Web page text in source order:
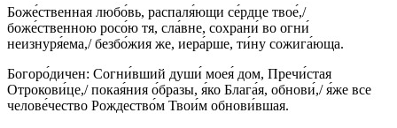
Боже́ственная любо́вь, распаля́ющи се́рдце твое́,/
боже́ственною росо́ю тя, сла́вне, сохрани́ во огни́
неизнуря́ема,/ безбо́жия же, иера́рше, ти́ну сожига́юща.
Богоро́дичен: Согни́вший души́ моея́ дом, Пречи́стая
Отрокови́це,/ покая́ния о́бразы, я́ко Блага́я, обнови́,/ я́же все
челове́чество Рождество́м Твои́м обнови́вшая.